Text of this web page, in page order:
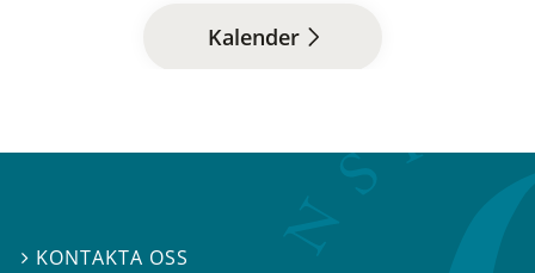
Kalender
 KONTAKTA OSS